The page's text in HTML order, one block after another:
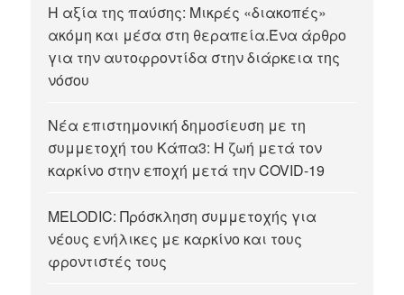
Η αξία της παύσης: Μικρές «διακοπές»
ακόμη και μέσα στη θεραπεία.Ένα άρθρο
για την αυτοφροντίδα στην διάρκεια της
νόσου
Νέα επιστημονική δημοσίευση με τη
συμμετοχή του Κάπα3: Η ζωή μετά τον
καρκίνο στην εποχή μετά την COVID-19
MELODIC: Πρόσκληση συμμετοχής για
νέους ενήλικες με καρκίνο και τους
φροντιστές τους